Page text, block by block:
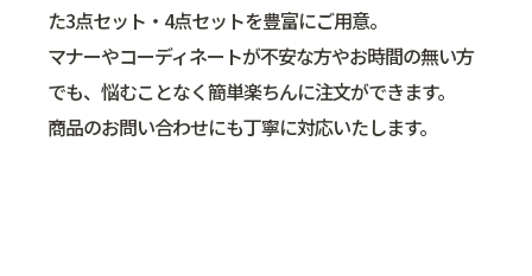
た3点セット・4点セットを豊富にご用意。
マナーやコーディネートが不安な方やお時間の無い方
でも、悩むことなく簡単楽ちんに注文ができます。
商品のお問い合わせにも丁寧に対応いたします。